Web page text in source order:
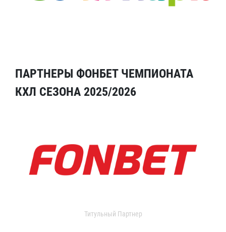
ПАРТНЕРЫ ФОНБЕТ ЧЕМПИОНАТА
КХЛ СЕЗОНА 2025/2026
Титульный Партнер